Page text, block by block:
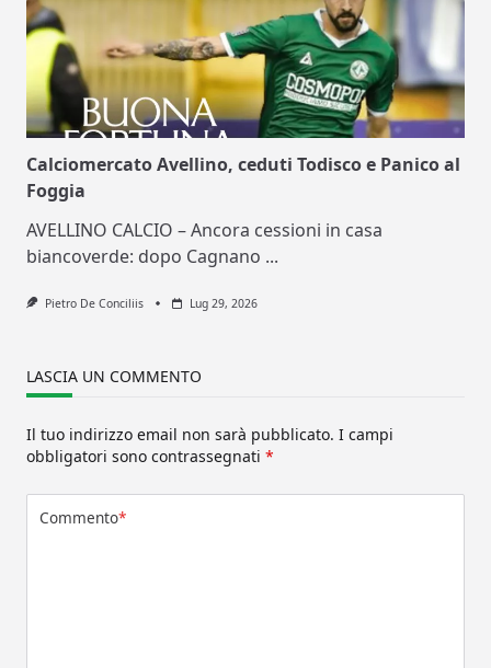
Calciomercato Avellino, ceduti Todisco e Panico al
Foggia
AVELLINO CALCIO – Ancora cessioni in casa
biancoverde: dopo Cagnano ...
Pietro De Conciliis Lug 29, 2026
LASCIA UN COMMENTO
Il tuo indirizzo email non sarà pubblicato. I campi
obbligatori sono contrassegnati *
Commento*